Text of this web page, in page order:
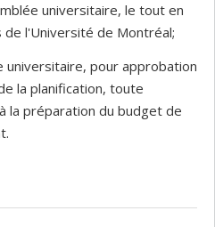
universitaire, le tout en
l'Université de Montréal;
pour approbation
la planification, toute
la préparation du budget de